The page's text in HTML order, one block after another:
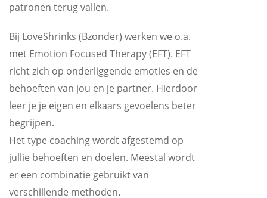
patronen terug vallen.
Bij LoveShrinks (Bzonder) werken we o.a.
met Emotion Focused Therapy (EFT). EFT
richt zich op onderliggende emoties en de
behoeften van jou en je partner. Hierdoor
leer je je eigen en elkaars gevoelens beter
begrijpen.
Het type coaching wordt afgestemd op
jullie behoeften en doelen. Meestal wordt
er een combinatie gebruikt van
verschillende methoden.